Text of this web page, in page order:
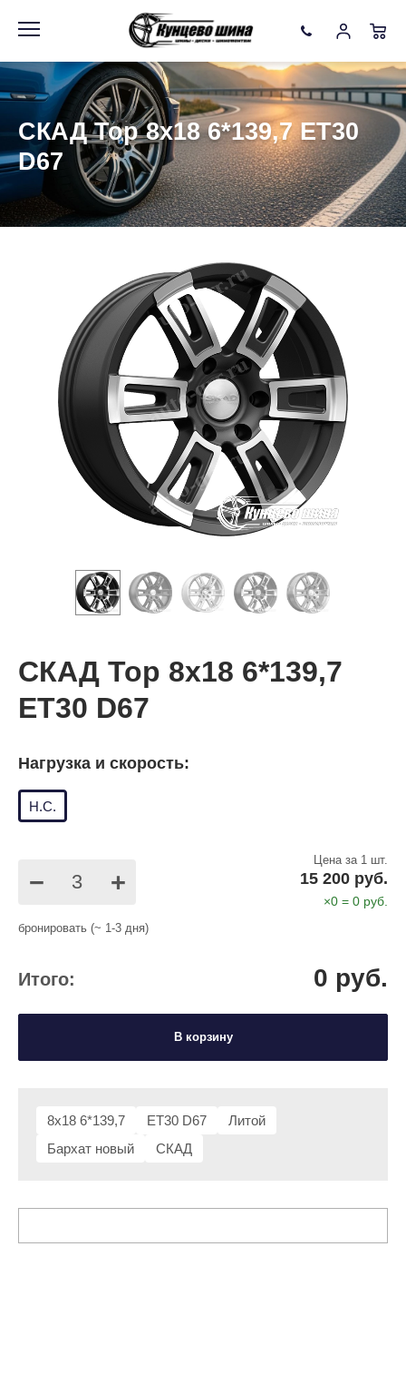
СКАД Тор 8x18 6*139,7 ET30
D67
СКАД Тор 8x18 6*139,7
ET30 D67
8x18 6*139,7 ET30 D67
Литой
Бархат новый
СКАД
Нагрузка и скорость:
Н.С.
− +
Цена за 1 шт.
15 200 руб.
×0 = 0 руб.
бронировать (~ 1-3 дня)
Итого: 0 руб.
В корзину
Информация Фото товара